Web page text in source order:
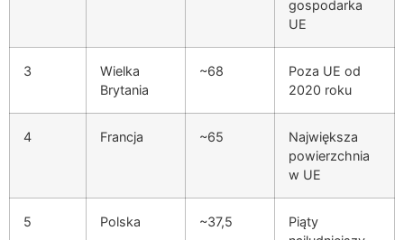
gospodarka
UE
3
Wielka
Brytania
~68
Poza UE od
2020 roku
4 Francja ~65
Największa
powierzchnia
w UE
5 Polska ~37,5
Piąty